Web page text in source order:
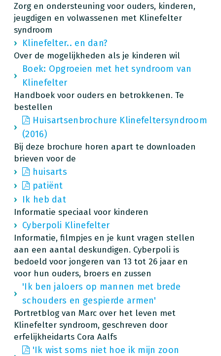
Zorg en ondersteuning voor ouders, kinderen,
jeugdigen en volwassenen met Klinefelter
syndroom
Klinefelter.. en dan?
Over de mogelijkheden als je kinderen wil
Boek: Opgroeien met het syndroom van
Klinefelter
Handboek voor ouders en betrokkenen. Te
bestellen
Huisartsenbrochure Klinefeltersyndroom
(2016)
Bij deze brochure horen apart te downloaden
brieven voor de
huisarts
patiënt
Ik heb dat
Informatie speciaal voor kinderen
Cyberpoli Klinefelter
Informatie, filmpjes en je kunt vragen stellen
aan een aantal deskundigen. Cyberpoli is
bedoeld voor jongeren van 13 tot 26 jaar en
voor hun ouders, broers en zussen
'Ik ben jaloers op mannen met brede
schouders en gespierde armen'
Portretblog van Marc over het leven met
Klinefelter syndroom, geschreven door
erfelijkheidarts Cora Aalfs
'Ik wist soms niet hoe ik mijn zoon